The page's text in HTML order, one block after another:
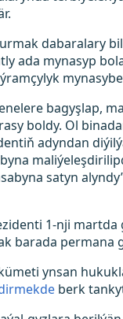
dabaralary
ada mynasyp
bagyşlap,
boldy. Ol
adyndan
satyn
1-nji martda
barada permana
ynsan
berk